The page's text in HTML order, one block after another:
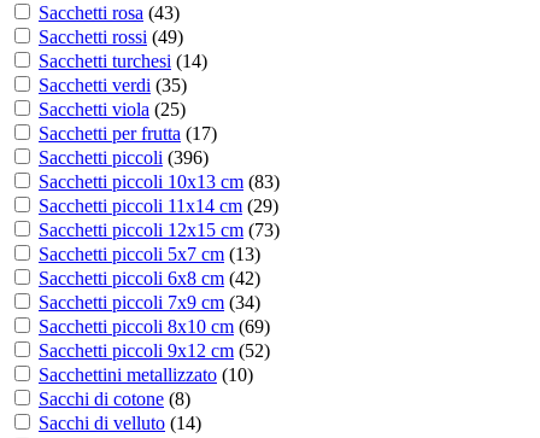
Sacchetti rosa (43)
Sacchetti rossi (49)
Sacchetti turchesi (14)
Sacchetti verdi (35)
Sacchetti viola (25)
Sacchetti per frutta (17)
Sacchetti piccoli (396)
Sacchetti piccoli 10x13 cm (83)
Sacchetti piccoli 11x14 cm (29)
Sacchetti piccoli 12x15 cm (73)
Sacchetti piccoli 5x7 cm (13)
Sacchetti piccoli 6x8 cm (42)
Sacchetti piccoli 7x9 cm (34)
Sacchetti piccoli 8x10 cm (69)
Sacchetti piccoli 9x12 cm (52)
Sacchettini metallizzato (10)
Sacchi di cotone (8)
Sacchi di velluto (14)